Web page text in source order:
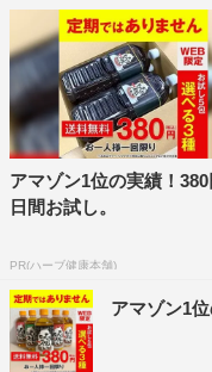
場所がある」とゆり
語がスタート。結婚
だったが、翔の目的
かりしているとその式
い、「ヒモ男」vs「
する…!?
演じ、美脚をあらわ
©テレビ朝日
アマゾン1位の実績！
日間お試し。
PR(ハーブ健康本舗)
アマゾン1